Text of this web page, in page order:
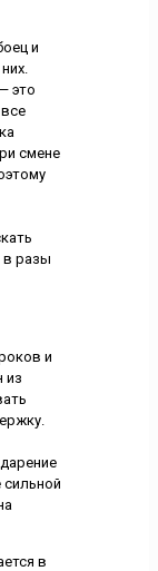
и
это
смене
в разы
и
из
сильной
в